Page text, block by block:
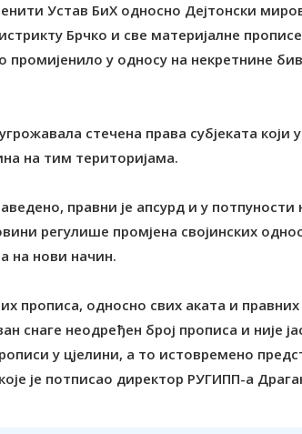
Устав БиХ односно Дејтонски
Брчко и све материјалне
у односу на некретнине
стечена права субјеката
на тим територијама.
правни је апсурд и у
регулише промјена својинских
на нови начин.
прописа, односно свих аката и
снаге неодређен број прописа и није
у цјелини, а то истовремено
је потписао директор РУГИПП-а